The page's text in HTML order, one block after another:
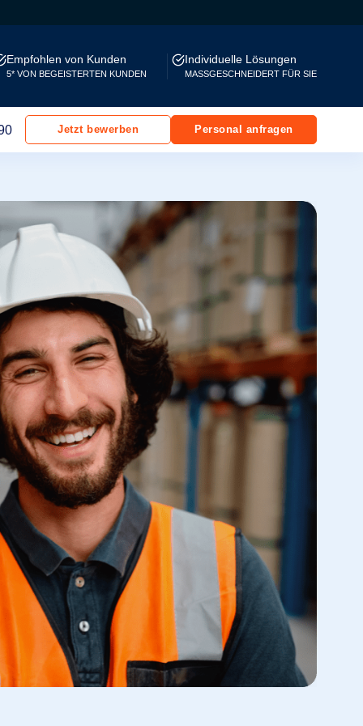
Empfohlen von Kunden
5* VON BEGEISTERTEN KUNDEN
Individuelle Lösungen
MASSGESCHNEIDERT FÜR SIE
Jetzt bewerben Personal anfragen